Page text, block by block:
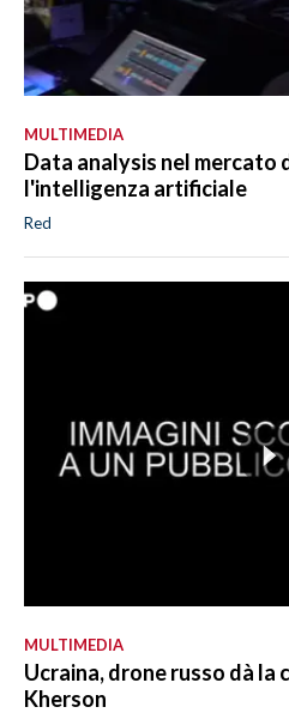
MULTIMEDIA
Data analysis nel mercato
l'intelligenza artificiale
Red
MULTIMEDIA
Ucraina, drone russo dà la
Kherson